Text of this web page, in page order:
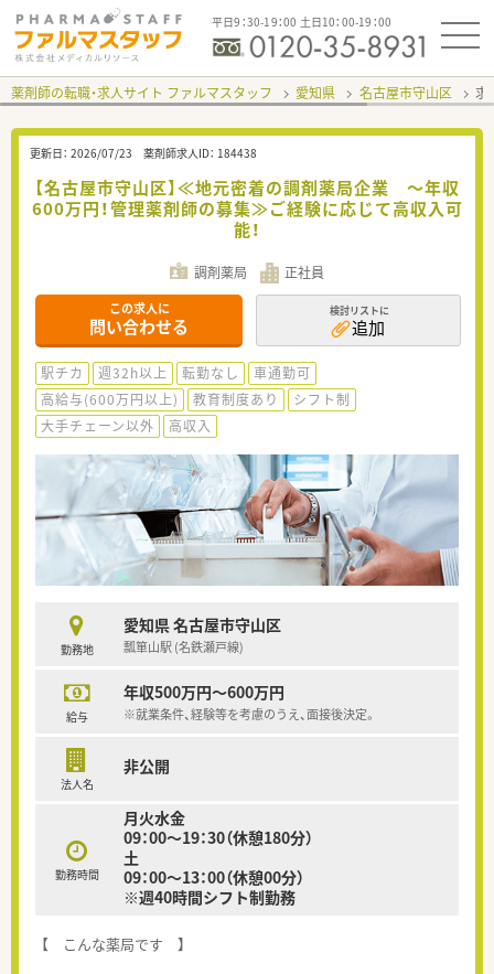
平日9：30-19：00 土日10：00-19：00
薬剤師の転職・求人サイト ファルマスタッフ 愛知県 名古屋市守山区 求
更新日： 2026/07/23 薬剤師求人ID： 184438
【名古屋市守山区】≪地元密着の調剤薬局企業 ～年収
600万円！管理薬剤師の募集≫ご経験に応じて高収入可
能！
調剤薬局 正社員
この求人に
問い合わせる
検討リストに
追加
駅チカ 週32h以上 転勤なし
車通勤可
高給与(600万円以上)
教育制度あり
シフト制
大手チェーン以外
高収入
勤務地
愛知県 名古屋市守山区
瓢箪山駅 (名鉄瀬戸線)
給与
年収500万円～600万円
※就業条件、経験等を考慮のうえ、面接後決定。
法人名
非公開
勤務時間
月火水金
09：00～19：30（休憩180分）
土
09：00～13：00（休憩00分）
※週40時間シフト制勤務
【 こんな薬局です 】